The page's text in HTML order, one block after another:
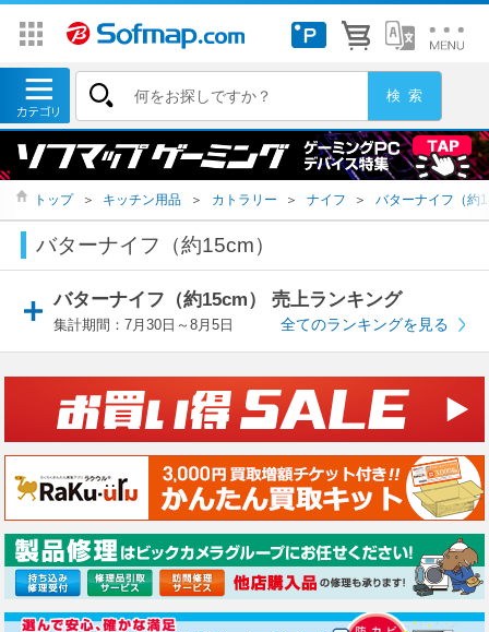
トップ ＞ キッチン用品 ＞ カトラリー ＞ ナイフ ＞ バターナイフ（約
バターナイフ（約15cm）
バターナイフ（約15cm） 売上ランキング
集計期間：7月30日～8月5日 全てのランキングを見る